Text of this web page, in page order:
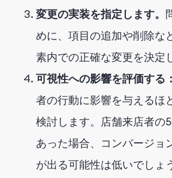
変更の実装を指定します。
めに、項目の追加や削除な
素内での正確な変更を決定
可視性への影響を評価する：
者の行動に影響を与えるほ
検討します。店舗来店者の
あった場合、コンバージョ
が出る可能性は低いでしょ